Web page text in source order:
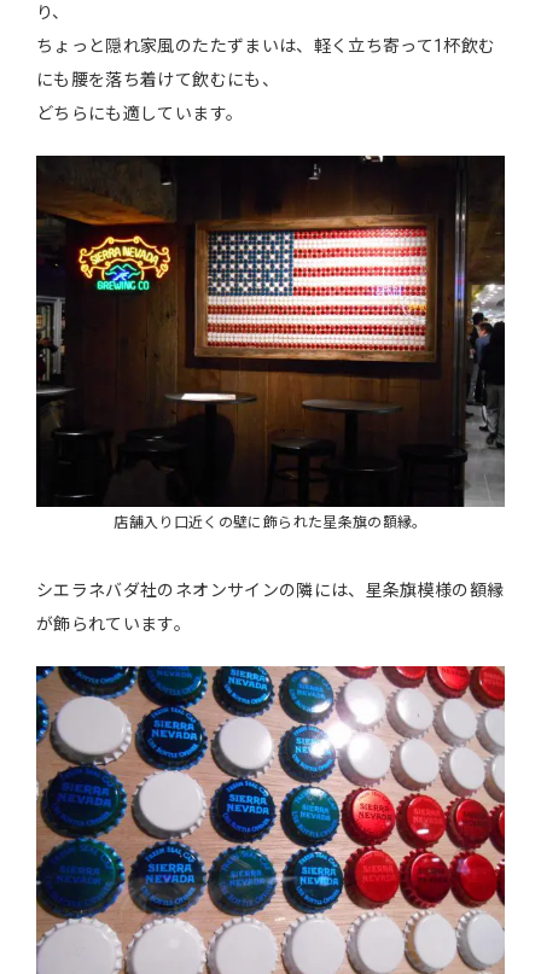
り、
ちょっと隠れ家風のたたずまいは、軽く立ち寄って1杯飲む
にも腰を落ち着けて飲むにも、
どちらにも適しています。
店舗入り口近くの壁に飾られた星条旗の額縁。
シエラネバダ社のネオンサインの隣には、星条旗模様の額縁
が飾られています。